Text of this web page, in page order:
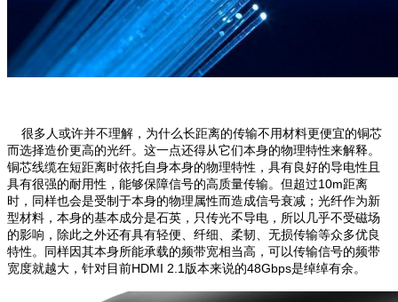
很多人或许并不理解，为什么长距离的传输不用材料更便宜的铜芯
而选择造价更高的光纤。这一点还得从它们本身的物理特性来解释。
铜芯线缆在短距离时依托自身本身的物理特性，具有良好的导电性且
具有很强的耐用性，能够保障信号的高质量传输。但超过10m距离
时，同样也会是受制于本身的物理属性而造成信号衰减； 光纤作为新
型材料，本身的基本成分是石英，只传光不导电，所以几乎不受磁场
的影响，除此之外还有具有轻便、纤细、柔韧、无损传输等众多优良
特性。 同样因其本身所能承载的频带宽相当高，可以传输信号的频带
宽度就越大，针对目前HDMI 2.1版本来说的48Gbps是绰绰有余。